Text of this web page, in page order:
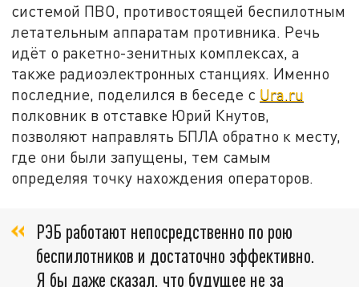
системой ПВО, противостоящей беспилотным
летательным аппаратам противника. Речь
идёт о ракетно-зенитных комплексах, а
также радиоэлектронных станциях. Именно
последние, поделился в беседе с Ura.ru
полковник в отставке Юрий Кнутов,
позволяют направлять БПЛА обратно к месту,
где они были запущены, тем самым
определяя точку нахождения операторов.
РЭБ работают непосредственно по рою
беспилотников и достаточно эффективно.
Я бы даже сказал, что будущее не за